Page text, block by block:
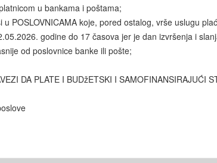
u bankama i poštama;
u POSLOVNICAMA koje, pored ostalog, vrše uslugu
godine do 17 časova jer je dan izvršenja i
od poslovnice banke ili pošte;
DA PLATE I BUDžETSKI I SAMOFINANSIRAJUĆI